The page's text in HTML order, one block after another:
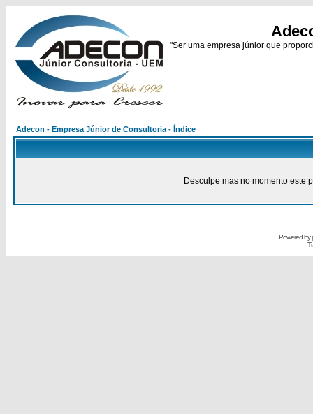
"Ser uma empresa júnior que
Adecon - Empresa Júnior de Consultoria - Índice
Desculpe mas no momento este
Powered by